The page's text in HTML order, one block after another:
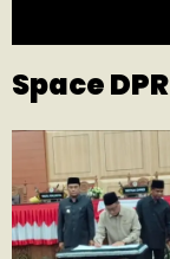
Space DPR